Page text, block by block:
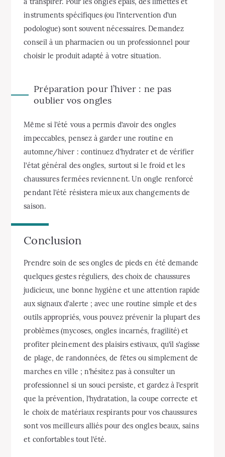
instruments spécifiques (ou l’intervention d’un
podologue) sont souvent nécessaires. Demandez
conseil à un pharmacien ou un professionnel pour
choisir le produit adapté à votre situation.
Préparation pour l’hiver : ne pas
oublier vos ongles
Même si l’été vous a permis d’avoir des ongles
impeccables, pensez à garder une routine en
automne/hiver : continuez d’hydrater et de vérifier
l’état général des ongles, surtout si le froid et les
chaussures fermées reviennent. Un ongle renforcé
pendant l’été résistera mieux aux changements de
saison.
Conclusion
Prendre soin de ses ongles de pieds en été demande
quelques gestes réguliers, des choix de chaussures
judicieux, une bonne hygiène et une attention rapide
aux signaux d’alerte ; avec une routine simple et des
outils appropriés, vous pouvez prévenir la plupart des
problèmes (mycoses, ongles incarnés, fragilité) et
profiter pleinement des plaisirs estivaux, qu’il s’agisse
de plage, de randonnées, de fêtes ou simplement de
marches en ville ; n’hésitez pas à consulter un
professionnel si un souci persiste, et gardez à l’esprit
que la prévention, l’hydratation, la coupe correcte et
le choix de matériaux respirants pour vos chaussures
sont vos meilleurs alliés pour des ongles beaux, sains
et confortables tout l’été.